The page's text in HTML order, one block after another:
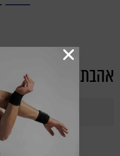
אהבת את הכתבה?